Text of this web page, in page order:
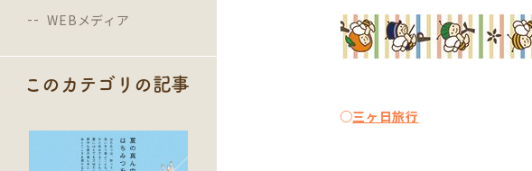
WEBメディア
このカテゴリの記事
○三ヶ日旅行